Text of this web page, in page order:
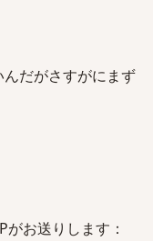
だがさすがにまず
お送りします：